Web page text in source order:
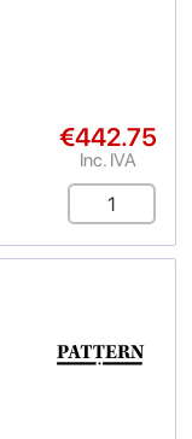
€442.75
Inc. IVA